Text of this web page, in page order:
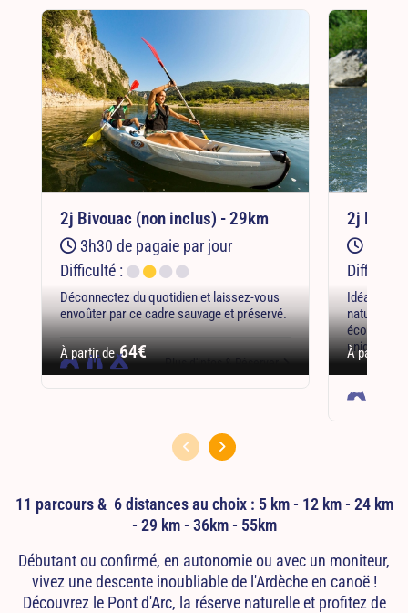
À partir de64€
2j Bivouac (non inclus) - 29km
3h30 de pagaie par jour
Difficulté :
Déconnectez du quotidien et laissez-vous
envoûter par ce cadre sauvage et préservé.
À partir de
2j
Idéal pour
nature et
unique.
11 parcours & 6 distances au choix : 5 km - 12 km - 24 km
- 29 km - 36km - 55km
Débutant ou confirmé, en autonomie ou avec un moniteur,
vivez une descente inoubliable de l'Ardèche en canoë !
Découvrez le Pont d'Arc, la réserve naturelle et profitez de